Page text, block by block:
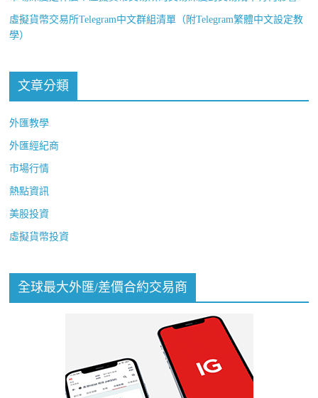
虛擬貨幣交易所Telegram中文群組清單（附Telegram繁體中文設定教
學）
文章分類
外匯教學
外匯經紀商
市場行情
熱點資訊
美股投資
虛擬貨幣投資
全球最大外匯/差價合約交易商